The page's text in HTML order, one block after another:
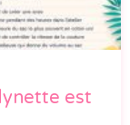
est